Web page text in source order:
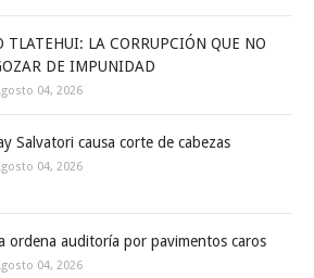
TLATEHUI: LA CORRUPCIÓN QUE NO
DE IMPUNIDAD
04, 2026
Salvatori causa corte de cabezas
04, 2026
ordena auditoría por pavimentos caros
04, 2026